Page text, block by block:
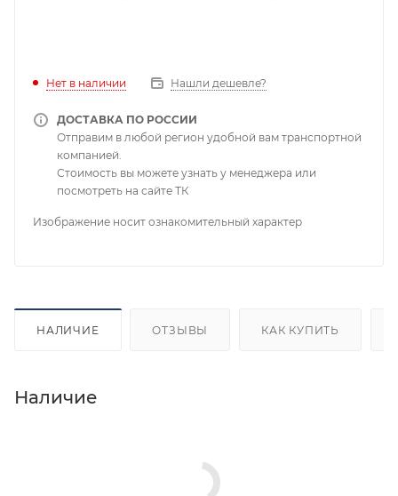
Нет в наличии Нашли дешевле?
ДОСТАВКА ПО РОССИИ
Отправим в любой регион удобной вам транспортной
компанией.
Стоимость вы можете узнать у менеджера или
посмотреть на сайте ТК
Изображение носит ознакомительный характер
НАЛИЧИЕ ОТЗЫВЫ КАК КУПИТЬ
Наличие